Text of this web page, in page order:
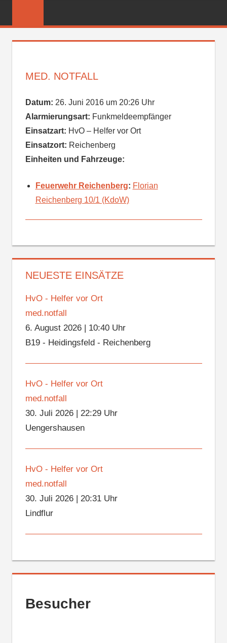
FEUERWEHR
MED. NOTFALL
Datum: 26. Juni 2016 um 20:26 Uhr
Alarmierungsart: Funkmeldeempfänger
Einsatzart: HvO – Helfer vor Ort
Einsatzort: Reichenberg
Einheiten und Fahrzeuge:
Feuerwehr Reichenberg: Florian
Reichenberg 10/1 (KdoW)
NEUESTE EINSÄTZE
HvO - Helfer vor Ort
med.notfall
6. August 2026| 10:40 Uhr
B19 - Heidingsfeld - Reichenberg
HvO - Helfer vor Ort
med.notfall
30. Juli 2026| 22:29 Uhr
Uengershausen
HvO - Helfer vor Ort
med.notfall
30. Juli 2026| 20:31 Uhr
Lindflur
Besucher